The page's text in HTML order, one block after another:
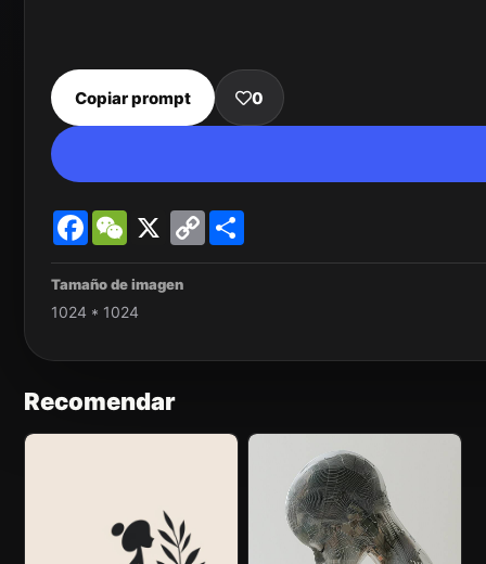
Copiar prompt 0
FacebookWeChat
X
Copy
Link
Tamaño de imagen
1024 * 1024
Recomendar